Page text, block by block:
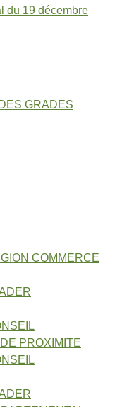
du 19 décembre
GRADES
COMMERCE
PROXIMITE